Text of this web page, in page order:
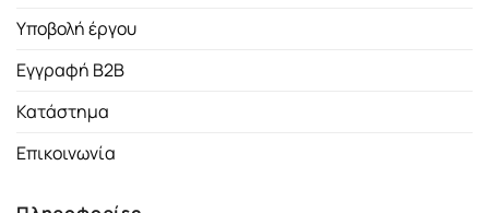
Υποβολή έργου
Εγγραφή B2B
Κατάστημα
Επικοινωνία